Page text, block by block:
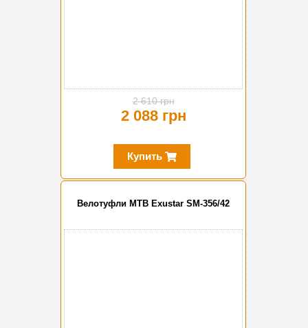
2 610 грн
2 088 грн
Купить
Велотуфли MTB Exustar SM-356/42